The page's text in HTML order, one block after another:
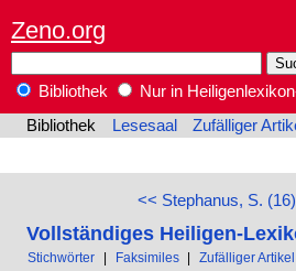
Zeno.org
Bibliothek
Nur in
Bibliothek
Lesesaal Zufälliger
<< Stephanus, S. (16)
Vollständiges Heiligen-
Stichwörter | Faksimiles | Zufälliger Artikel